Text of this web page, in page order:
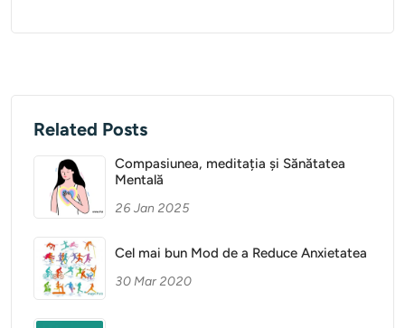
Related Posts
Compasiunea, meditația și Sănătatea
Mentală
26 Jan 2025
Cel mai bun Mod de a Reduce Anxietatea
30 Mar 2020